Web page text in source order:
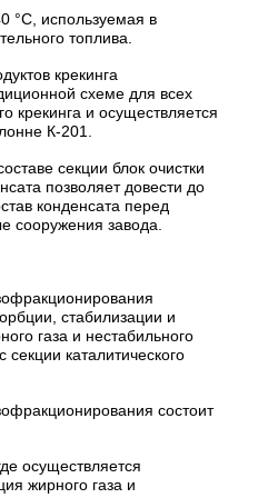
используемая в
топлива.
крекинга
схеме для всех
крекинга и осуществляется
К-201.
секции блок очистки
позволяет довести до
конденсата перед
сооружения завода.
стабилизации и
газа и нестабильного
каталитического
состоит
осуществляется
жирного газа и